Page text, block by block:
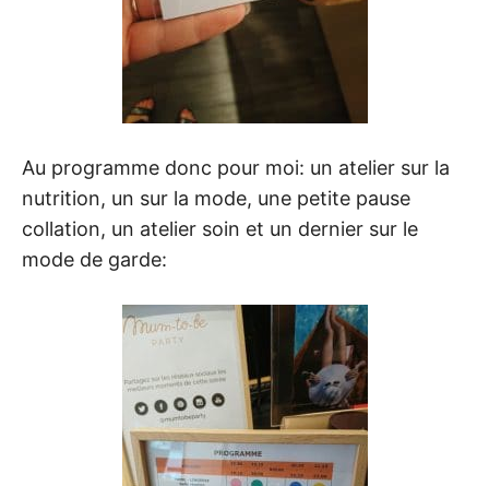
Au programme donc pour moi: un atelier sur la
nutrition, un sur la mode, une petite pause
collation, un atelier soin et un dernier sur le
mode de garde: